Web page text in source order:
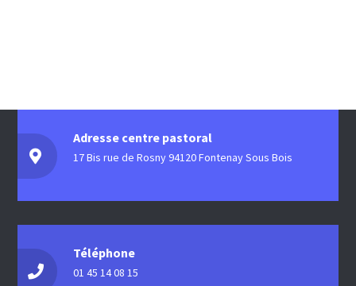
Adresse centre pastoral
17 Bis rue de Rosny 94120 Fontenay Sous Bois
Téléphone
01 45 14 08 15